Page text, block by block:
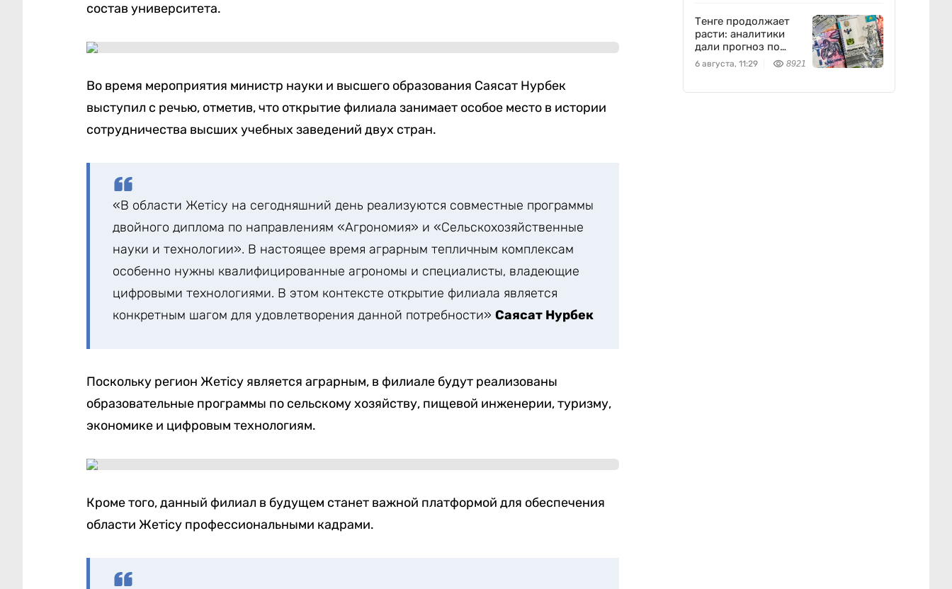
состав университета.
Во время мероприятия министр науки и высшего образования Саясат Нурбек
выступил с речью, отметив, что открытие филиала занимает особое место в истории
сотрудничества высших учебных заведений двух стран.
«В области Жетісу на сегодняшний день реализуются совместные программы
двойного диплома по направлениям «Агрономия» и «Сельскохозяйственные
науки и технологии». В настоящее время аграрным тепличным комплексам
особенно нужны квалифицированные агрономы и специалисты, владеющие
цифровыми технологиями. В этом контексте открытие филиала является
конкретным шагом для удовлетворения данной потребности» Саясат Нурбек
Поскольку регион Жетісу является аграрным, в филиале будут реализованы
образовательные программы по сельскому хозяйству, пищевой инженерии, туризму,
экономике и цифровым технологиям.
Кроме того, данный филиал в будущем станет важной платформой для обеспечения
области Жетісу профессиональными кадрами.
Тенге продолжает
расти: аналитики
дали прогноз по
доллару
6 августа, 11:29 8921